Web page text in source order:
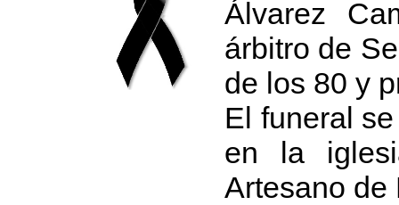
Álvarez
árbitro de
de los 80 y
El funeral
en la
Artesano de